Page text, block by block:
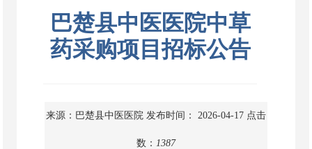
巴楚县中医医院中草
药采购项目招标公告
来源：巴楚县中医医院 发布时间： 2026-04-17 点击
数： 1387